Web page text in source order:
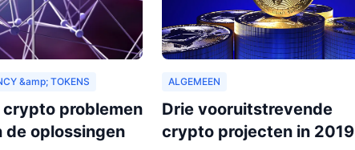
&amp; TOKENS
problemen
de oplossingen
ALGEMEEN
Drie vooruitstrevende
crypto projecten in 2019